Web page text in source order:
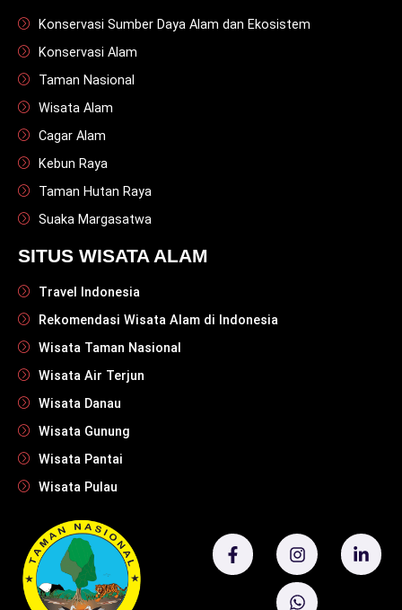
Konservasi Sumber Daya Alam dan Ekosistem
Konservasi Alam
Taman Nasional
Wisata Alam
Cagar Alam
Kebun Raya
Taman Hutan Raya
Suaka Margasatwa
SITUS WISATA ALAM
Travel Indonesia
Rekomendasi Wisata Alam di Indonesia
Wisata Taman Nasional
Wisata Air Terjun
Wisata Danau
Wisata Gunung
Wisata Pantai
Wisata Pulau